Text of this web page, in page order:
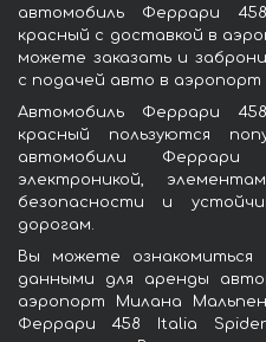
автомобиль Феррари
красный с доставкой в
можете заказать и
с подачей авто в аэропорт
Автомобиль Феррари
красный пользуются
автомобили Феррари
электроникой,
безопасности и
дорогам.
Вы можете
данными для аренды
аэропорт Милана
Феррари 458 Italia